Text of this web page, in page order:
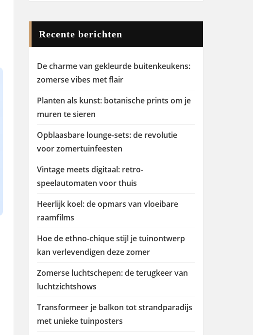
Recente berichten
De charme van gekleurde buitenkeukens:
zomerse vibes met flair
Planten als kunst: botanische prints om je
muren te sieren
Opblaasbare lounge-sets: de revolutie
voor zomertuinfeesten
Vintage meets digitaal: retro-
speelautomaten voor thuis
Heerlijk koel: de opmars van vloeibare
raamfilms
Hoe de ethno-chique stijl je tuinontwerp
kan verlevendigen deze zomer
Zomerse luchtschepen: de terugkeer van
luchtzichtshows
Transformeer je balkon tot strandparadijs
met unieke tuinposters